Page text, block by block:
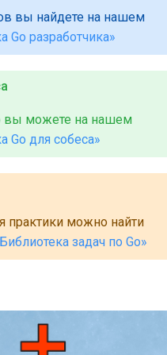
вы найдете на нашем
Go разработчика»
вы можете на нашем
Go для собеса»
практики можно найти
задач по Go»